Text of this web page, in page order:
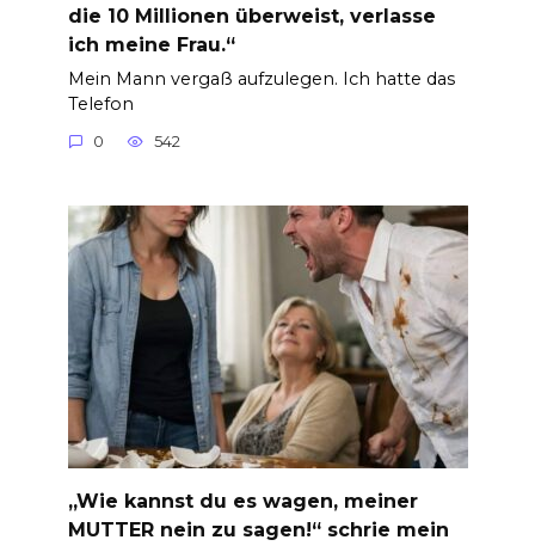
die 10 Millionen überweist, verlasse
ich meine Frau.“
Mein Mann vergaß aufzulegen. Ich hatte das
Telefon
0 542
„Wie kannst du es wagen, meiner
MUTTER nein zu sagen!“ schrie mein